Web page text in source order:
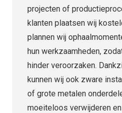
projecten of
klanten plaatsen wij
plannen wij
hun werkzaamheden,
hinder veroorzaken.
kunnen wij ook zware
of grote metalen
moeiteloos verwijderen